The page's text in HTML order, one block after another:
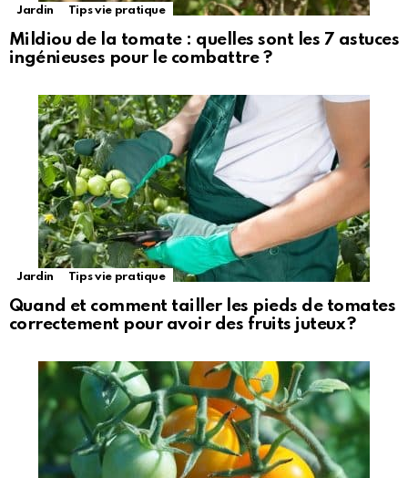
Jardin Tips vie pratique
Mildiou de la tomate : quelles sont les 7 astuces
ingénieuses pour le combattre ?
Jardin Tips vie pratique
Quand et comment tailler les pieds de tomates
correctement pour avoir des fruits juteux ?